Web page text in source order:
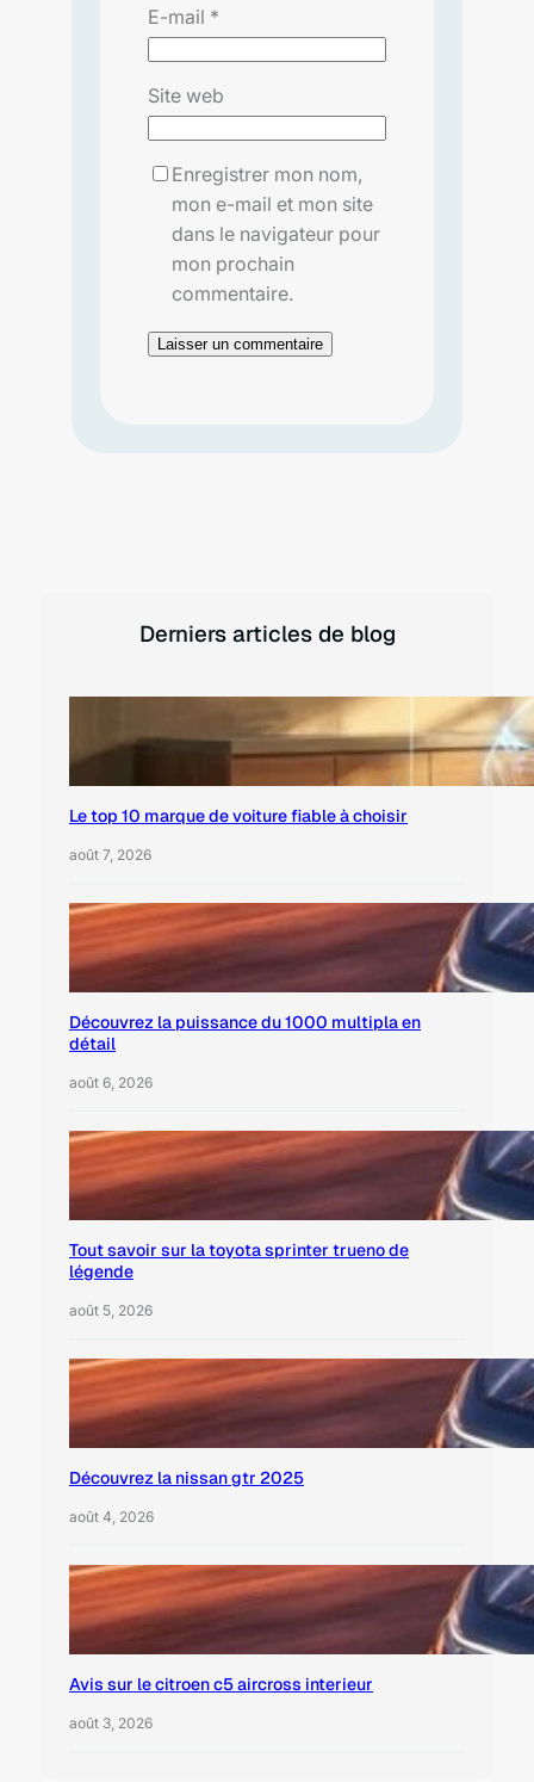
E-mail *
Site web
Enregistrer mon nom,
mon e-mail et mon site
dans le navigateur pour
mon prochain
commentaire.
Derniers articles de blog
Le top 10 marque de voiture fiable à choisir
août 7, 2026
Découvrez la puissance du 1000 multipla en
détail
août 6, 2026
Tout savoir sur la toyota sprinter trueno de
légende
août 5, 2026
Découvrez la nissan gtr 2025
août 4, 2026
Avis sur le citroen c5 aircross interieur
août 3, 2026